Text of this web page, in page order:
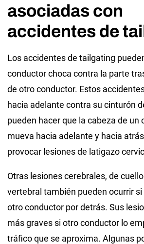
asociadas con
accidentes de
Los accidentes de tailgating
conductor choca contra la parte
de otro conductor. Estos
hacia adelante contra su cinturón
pueden hacer que la cabeza de un
mueva hacia adelante y hacia
provocar lesiones de latigazo
Otras lesiones cerebrales, de
vertebral también pueden ocurrir
otro conductor por detrás. Sus
más graves si otro conductor lo
tráfico que se aproxima. Algunas